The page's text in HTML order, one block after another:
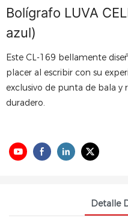
Bolígrafo LUVA
azul)
Este CL-169 bellamente
placer al escribir con su
exclusivo de punta de bala y
duradero.
Detalle